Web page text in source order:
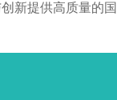
新提供高质量的国